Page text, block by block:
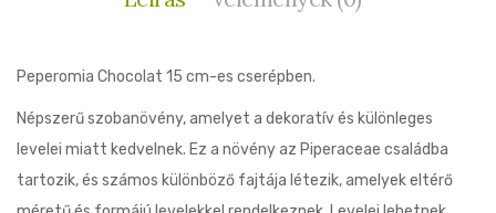
Peperomia Chocolat 15 cm-es cserépben.
Népszerű szobanövény, amelyet a dekoratív és különleges
levelei miatt kedvelnek. Ez a növény az Piperaceae családba
tartozik, és számos különböző fajtája létezik, amelyek eltérő